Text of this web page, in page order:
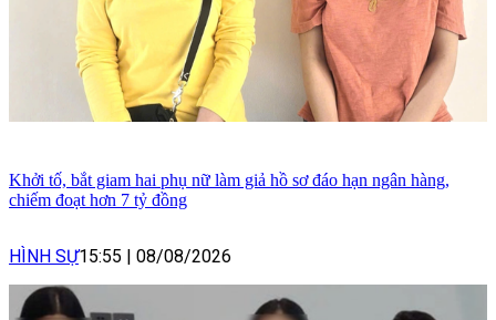
Khởi tố, bắt giam hai phụ nữ làm giả hồ sơ đáo hạn ngân hàng,
chiếm đoạt hơn 7 tỷ đồng
HÌNH SỰ15:55 | 08/08/2026